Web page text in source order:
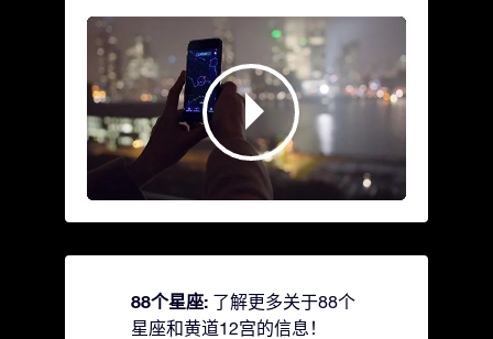
88个星座: 了解更多关于88个
星座和黄道12宫的信息！